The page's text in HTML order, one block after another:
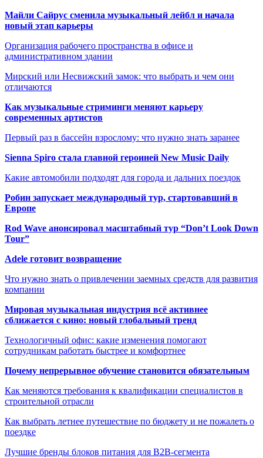
Майли Сайрус сменила музыкальный лейбл и начала
новый этап карьеры
Организация рабочего пространства в офисе и
административном здании
Мирский или Несвижский замок: что выбрать и чем они
отличаются
Как музыкальные стриминги меняют карьеру
современных артистов
Первый раз в бассейн взрослому: что нужно знать заранее
Sienna Spiro стала главной героиней New Music Daily
Какие автомобили подходят для города и дальних поездок
Робин запускает международный тур, стартовавший в
Европе
Rod Wave анонсировал масштабный тур “Don’t Look Down
Tour”
Adele готовит возвращение
Что нужно знать о привлечении заемных средств для развития
компании
Мировая музыкальная индустрия всё активнее
сближается с кино: новый глобальный тренд
Технологичный офис: какие изменения помогают
сотрудникам работать быстрее и комфортнее
Почему непрерывное обучение становится обязательным
Как меняются требования к квалификации специалистов в
строительной отрасли
Как выбрать летнее путешествие по бюджету и не пожалеть о
поездке
Лучшие бренды блоков питания для B2B-сегмента